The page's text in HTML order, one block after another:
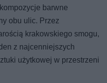
barwne
obu ulic. Przez
krakowskiego smogu,
z najcenniejszych
użytkowej w przestrzeni